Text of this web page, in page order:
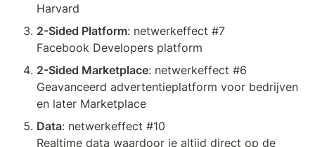
Harvard
2-Sided Platform: netwerkeffect #7
Facebook Developers platform
2-Sided Marketplace: netwerkeffect #6
Geavanceerd advertentieplatform voor bedrijven
en later Marketplace
Data: netwerkeffect #10
Realtime data waardoor je altijd direct op de